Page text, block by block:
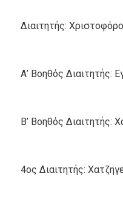
Διαιτητής:
Α’ Βοηθός Διαιτητής:
Β’ Βοηθός Διαιτητής:
4ος Διαιτητής: